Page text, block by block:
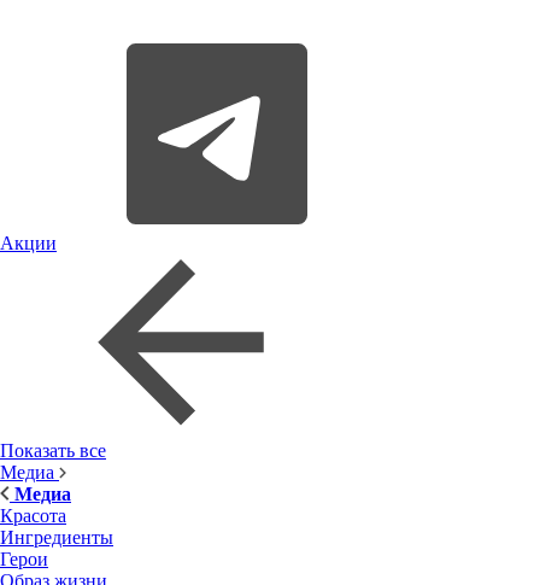
Акции
Показать все
Медиа
Медиа
Красота
Ингредиенты
Герои
Образ жизни